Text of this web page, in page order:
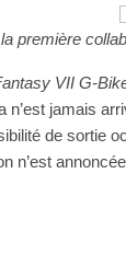
première
VII G-
n’est jamais
de sortie
n’est